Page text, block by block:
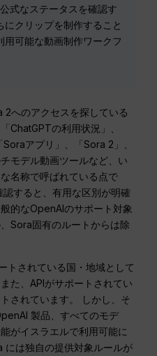
式なステータスを確認す
クリップを制作すること
可能な動画制作ワークフ
2へのアクセスを探している
ChatGPTの利用状況」、
アプリ」、「Sora 2」、
モデル動画ツールなど、い
名称で呼ばれている点で
すると、有用な区別が明確
的なOpenAIのサポート対象
Sora固有のルートからは除
トされている国・地域として
た、APIがサポートされてい
されています。 しかし、そ
製品、すべてのモデ
がイスラエルで利用可能に
には独自の提供対象ルールが